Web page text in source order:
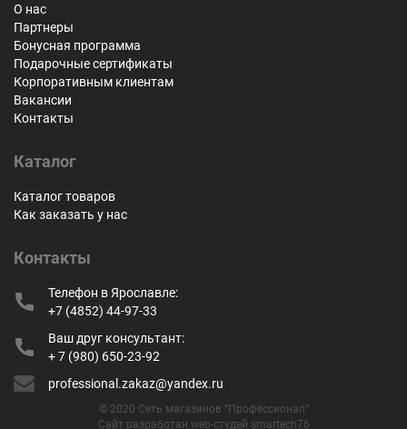
О нас
Партнеры
Бонусная программа
Подарочные сертификаты
Корпоративным клиентам
Вакансии
Контакты
Каталог
Каталог товаров
Как заказать у нас
Контакты
Телефон в Ярославле:
+7 (4852) 44-97-33
Ваш друг консультант:
+ 7 (980) 650-23-92
professional.zakaz@yandex.ru
© 2020 Сеть магазинов “Профессионал”
Сайт разработан web-студей smartech76